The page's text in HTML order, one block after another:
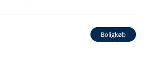
Boligkøb